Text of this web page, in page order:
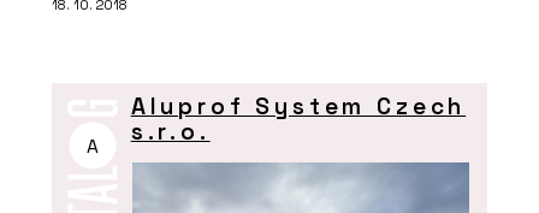
18. 10. 2018
A
Aluprof System Czech
s.r.o.